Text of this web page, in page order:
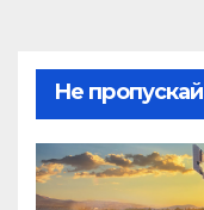
Не пропускай